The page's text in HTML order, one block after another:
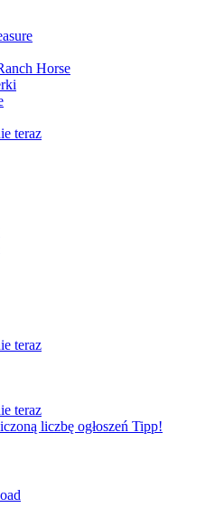
Horse
teraz
teraz
teraz
liczbę ogłoszeń Tipp!